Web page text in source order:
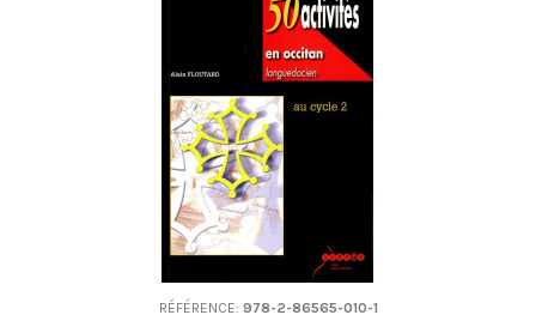
RÉFÉRENCE: 978-2-86565-010-1